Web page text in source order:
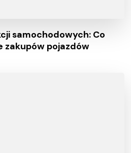
samochodowych: Co
zakupów pojazdów